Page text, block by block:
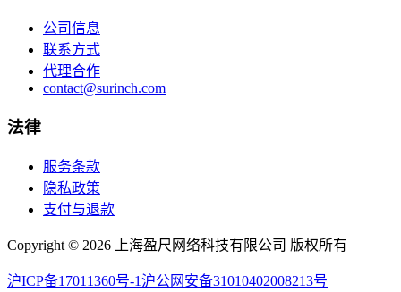
公司信息
联系方式
代理合作
contact@surinch.com
法律
服务条款
隐私政策
支付与退款
Copyright © 2026 上海盈尺网络科技有限公司 版权所有
沪ICP备17011360号-1沪公网安备31010402008213号